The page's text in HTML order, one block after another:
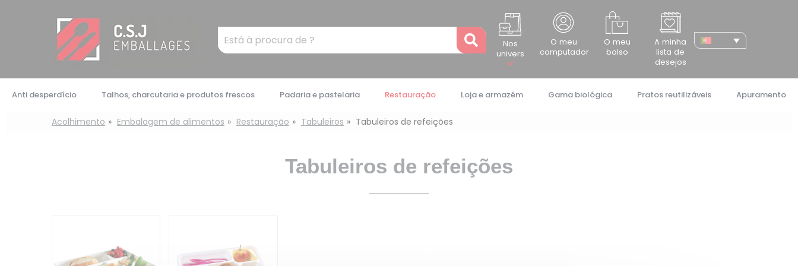
Mots
clés
Rechercher
Nos
univers
O meu
computador
O meu
bolso
A minha
lista de
desejos
Anti desperdício Talhos, charcutaria e produtos frescos Padaria e pastelaria Restauração Loja e armazém Gama biológica Pratos reutilizáveis Apuramento
Acolhimento Embalagem de alimentos Restauração Tabuleiros Tabuleiros de refeições
Tabuleiros de refeições